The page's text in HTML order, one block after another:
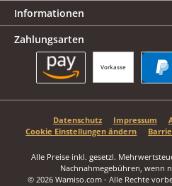
Informationen
Zahlungsarten
Vorkasse
Datenschutz Impressum
Cookie Einstellungen ändern
Alle Preise inkl. gesetzl.
Nachnahmegebühren, wenn
© 2026 Wamiso.com - Alle Rechte